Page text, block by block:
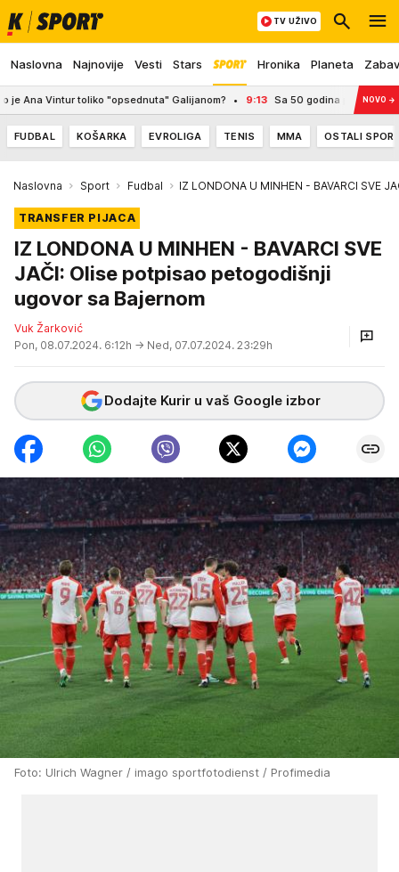
Naslovna Najnovije Vesti Stars Hronika Planeta
TV UŽIVO
Vintur toliko "opsednuta" Galijanom? 9:13 Sa 50 godina pokrenuo posao
NOVO →
FUDBAL KOŠARKA EVROLIGA TENIS MMA OSTALI
Naslovna Sport Fudbal IZ LONDONA U MINHEN - BAVARCI
TRANSFER PIJACA
IZ LONDONA U MINHEN - BAVARCI SVE
JAČI: Olise potpisao petogodišnji
ugovor sa Bajernom
Vuk Žarković
Pon, 08.07.2024. 6:12h → Ned, 07.07.2024. 23:29h
Dodajte Kurir u vaš Google izbor
Foto: Ulrich Wagner / imago sportfotodienst / Profimedia